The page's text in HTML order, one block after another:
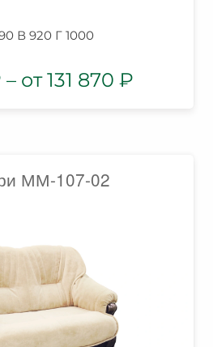
В 920 Г 1000
– 131 870 ₽
ММ-107-02